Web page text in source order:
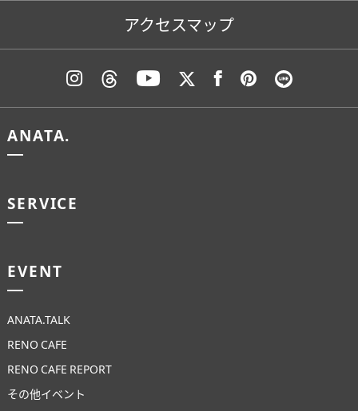
アクセスマップ
ANATA.
SERVICE
EVENT
ANATA.TALK
RENO CAFE
RENO CAFE REPORT
その他イベント